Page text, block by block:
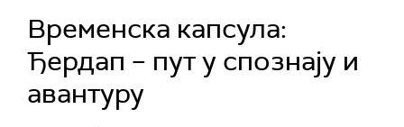
Временска капсула:
Ђердап – пут у спознају и
авантуру